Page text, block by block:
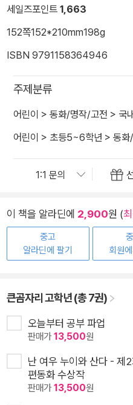
세일즈포인트 1,663
152쪽152*210mm198g
ISBN 9791158364946
주제분류
어린이 > 동화/명작/고전 > 국
어린이 > 초등5~6학년 > 동화
이 책을 알라딘에 2,900원 (
중고
알라딘에 팔기
회원
큰곰자리 고학년 (총 7권)
오늘부터 공부 파업
판매가13,500원
난 여우 누이와 산다 - 제
편동화 수상작
판매가13,500원